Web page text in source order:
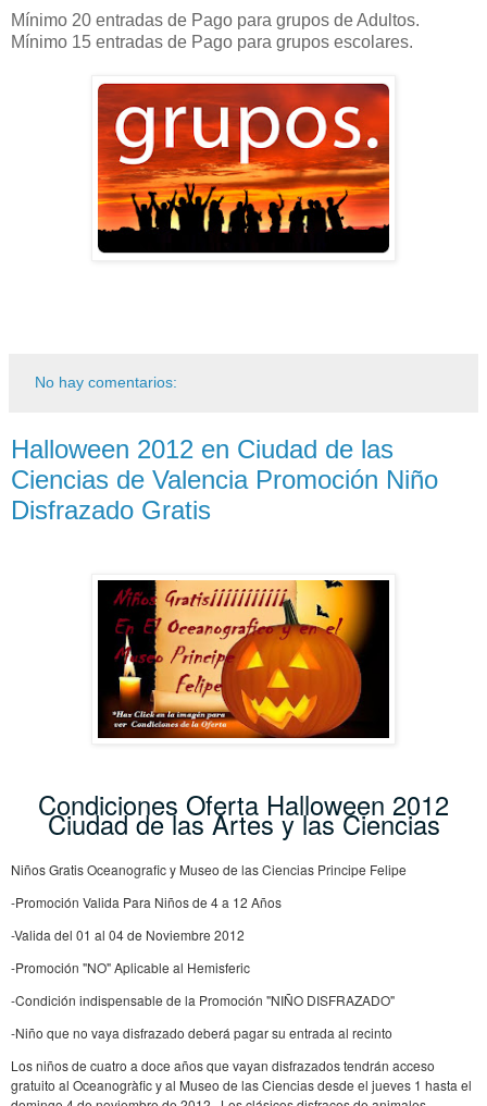
Mínimo 20 entradas de Pago para grupos de Adultos.
Mínimo 15 entradas de Pago para grupos escolares.
No hay comentarios:
Halloween 2012 en Ciudad de las
Ciencias de Valencia Promoción Niño
Disfrazado Gratis
Condiciones Oferta Halloween 2012
Ciudad de las Artes y las Ciencias
Niños Gratis Oceanografic y Museo de las Ciencias Principe Felipe
-Promoción Valida Para Niños de 4 a 12 Años
-Valida del 01 al 04 de Noviembre 2012
-Promoción "NO" Aplicable al Hemisferic
-Condición indispensable de la Promoción "NIÑO DISFRAZADO"
-Niño que no vaya disfrazado deberá pagar su entrada al recinto
Los niños de cuatro a doce años que vayan disfrazados tendrán acceso
gratuito al Oceanogràfic y al Museo de las Ciencias desde el jueves 1 hasta el